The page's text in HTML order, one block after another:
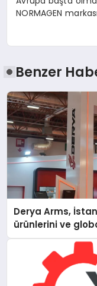
NORMAGEN
Benzer
Derya Arms,
ürünlerini ve